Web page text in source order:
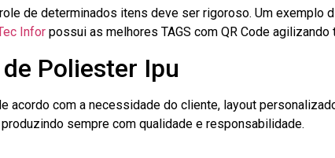
de determinados itens deve ser rigoroso. Um exemplo
Infor possui as melhores TAGS com QR Code
Poliester Ipu
com a necessidade do cliente, layout
sempre com qualidade e responsabilidade.